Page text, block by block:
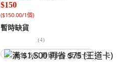
$150
($150.00/1個)
暫時缺貨
(4)
满 $1,500 再省 $75 (王道卡)